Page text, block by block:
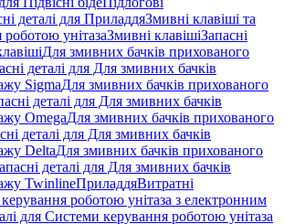
деталі для ПриладдяЗмивні клавіші та
унітазаЗмивні клавішіЗапасні
Для змивних бачків прихованого
деталі для Для змивних бачків
SigmaДля змивних бачків прихованого
деталі для Для змивних бачків
OmegaДля змивних бачків прихованого
деталі для Для змивних бачків
DeltaДля змивних бачків прихованого
деталі для Для змивних бачків
TwinlineПриладдяВитратні
роботою унітаза з електронним
для Системи керування роботою унітаза